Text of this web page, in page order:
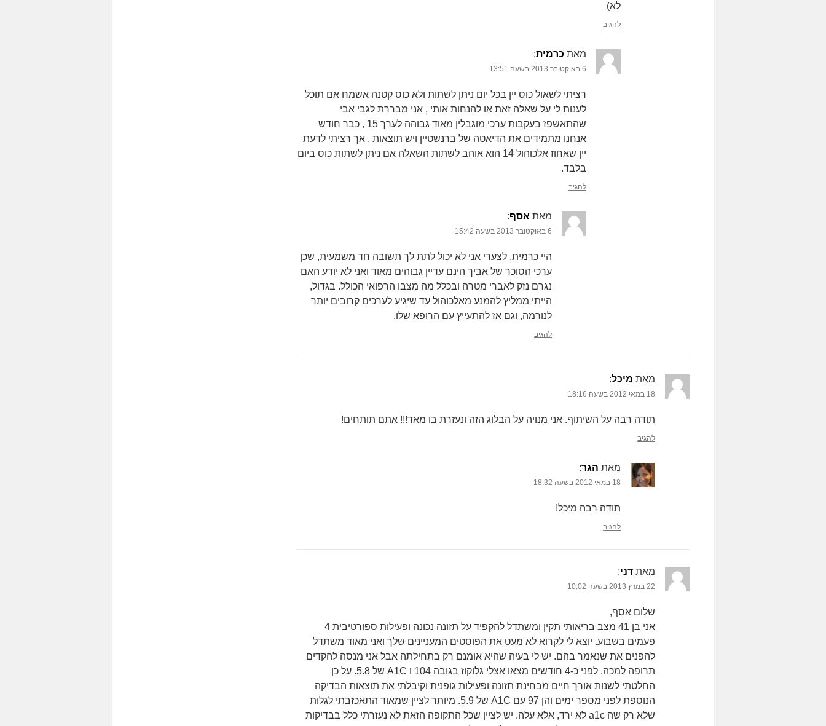
לא)
להגיב
מאת כרמית‏:
6 באוקטובר 2013 בשעה 13:51
רציתי לשאול כוס יין בכל יום ניתן לשתות ולא כוס קטנה אשמח אם תוכל
לענות לי על שאלה זאת או להנחות אותי , אני מבררת לגבי אבי
שהתאשפז בעקבות ערכי מוגבלין מאוד גבוהה לערך 15 , כבר חודש
אנחנו מתמידים את הדיאטה של ברנשטיין ויש תוצאות , אך רציתי לדעת
יין שאחוז אלכוהול 14 הוא אוהב לשתות השאלה אם ניתן לשתות כוס ביום
בלבד.
להגיב
מאת אסף‏:
6 באוקטובר 2013 בשעה 15:42
היי כרמית, לצערי אני לא יכול לתת לך תשובה חד משמעית, שכן
ערכי הסוכר של אביך הינם עדיין גבוהים מאוד ואני לא יודע האם
נגרם נזק לאברי מטרה ובכלל מה מצבו הרפואי הכולל. בגדול,
הייתי ממליץ להמנע מאלכוהול עד שיגיע לערכים קרובים יותר
לנורמה, וגם אז להתעייץ עם הרופא שלו.
להגיב
מאת מיכל‏:
18 במאי 2012 בשעה 18:16
תודה רבה על השיתוף. אני מנויה על הבלוג הזה ונעזרת בו מאד!!! אתם תותחים!
להגיב
מאת הגר‏:
18 במאי 2012 בשעה 18:32
תודה רבה מיכל!
להגיב
מאת דני‏:
22 במרץ 2013 בשעה 10:02
שלום אסף,
אני בן 41 מצב בריאותי תקין ומשתדל להקפיד על תזונה נכונה ופעילות ספורטיבית 4
פעמים בשבוע. יוצא לי לקרוא לא מעט את הפוסטים המעניינים שלך ואני מאוד משתדל
להפנים את שנאמר בהם. יש לי בעיה שהיא אומנם רק בתחילתה אבל אני מנסה להקדים
תרופה למכה. לפני כ-4 חודשים מצאו אצלי גלוקוז בגובה 104 ו A1C של 5.8. על כן
החלטתי לשנות אורך חיים מבחינת תזונה ופעילות גופנית וקיבלתי את תוצאות הבדיקה
הנוספת לפני מספר ימים והן 97 עם A1C של 5.9. מיותר לציין שמאוד התאכזבתי לגלות
שלא רק שה a1c לא ירד, אלא עלה. יש לציין שכל התקופה הזאת לא נעזרתי כלל בבדיקות